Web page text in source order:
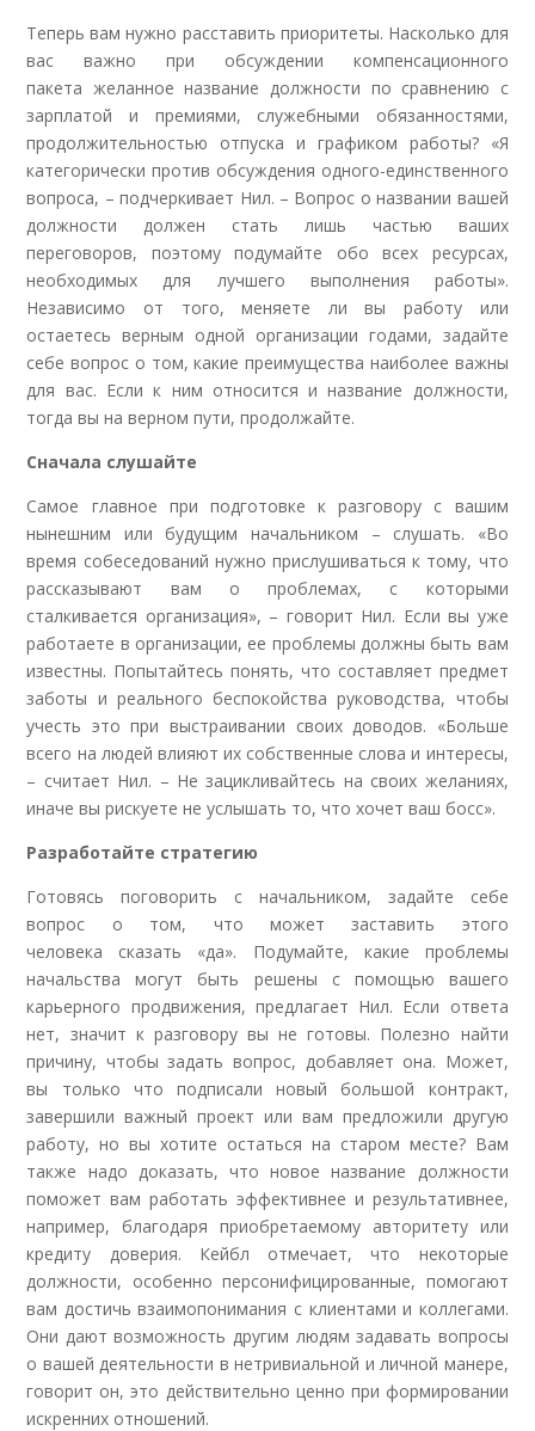
Теперь вам нужно расставить приоритеты. Насколько для
вас важно при обсуждении компенсационного
пакета желанное название должности по сравнению с
зарплатой и премиями, служебными обязанностями,
продолжительностью отпуска и графиком работы? «Я
категорически против обсуждения одного-единственного
вопроса, – подчеркивает Нил. – Вопрос о названии вашей
должности должен стать лишь частью ваших
переговоров, поэтому подумайте обо всех ресурсах,
необходимых для лучшего выполнения работы».
Независимо от того, меняете ли вы работу или
остаетесь верным одной организации годами, задайте
себе вопрос о том, какие преимущества наиболее важны
для вас. Если к ним относится и название должности,
тогда вы на верном пути, продолжайте.
Сначала слушайте
Самое главное при подготовке к разговору с вашим
нынешним или будущим начальником – слушать. «Во
время собеседований нужно прислушиваться к тому, что
рассказывают вам о проблемах, с которыми
сталкивается организация», – говорит Нил. Если вы уже
работаете в организации, ее проблемы должны быть вам
известны. Попытайтесь понять, что составляет предмет
заботы и реального беспокойства руководства, чтобы
учесть это при выстраивании своих доводов. «Больше
всего на людей влияют их собственные слова и интересы,
– считает Нил. – Не зацикливайтесь на своих желаниях,
иначе вы рискуете не услышать то, что хочет ваш босс».
Разработайте стратегию
Готовясь поговорить с начальником, задайте себе
вопрос о том, что может заставить этого
человека сказать «да». Подумайте, какие проблемы
начальства могут быть решены с помощью вашего
карьерного продвижения, предлагает Нил. Если ответа
нет, значит к разговору вы не готовы. Полезно найти
причину, чтобы задать вопрос, добавляет она. Может,
вы только что подписали новый большой контракт,
завершили важный проект или вам предложили другую
работу, но вы хотите остаться на старом месте? Вам
также надо доказать, что новое название должности
поможет вам работать эффективнее и результативнее,
например, благодаря приобретаемому авторитету или
кредиту доверия. Кейбл отмечает, что некоторые
должности, особенно персонифицированные, помогают
вам достичь взаимопонимания с клиентами и коллегами.
Они дают возможность другим людям задавать вопросы
о вашей деятельности в нетривиальной и личной манере,
говорит он, это действительно ценно при формировании
искренних отношений.